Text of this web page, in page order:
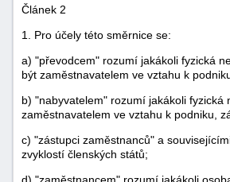
Článek 2
1. Pro účely této směrnice se:
a) "převodcem" rozumí jakákoli fyzická
být zaměstnavatelem ve vztahu k
b) "nabyvatelem" rozumí jakákoli
zaměstnavatelem ve vztahu k podniku,
c) "zástupci zaměstnanců" a
zvyklostí členských států;
d) "zaměstnancem" rozumí jakákoli